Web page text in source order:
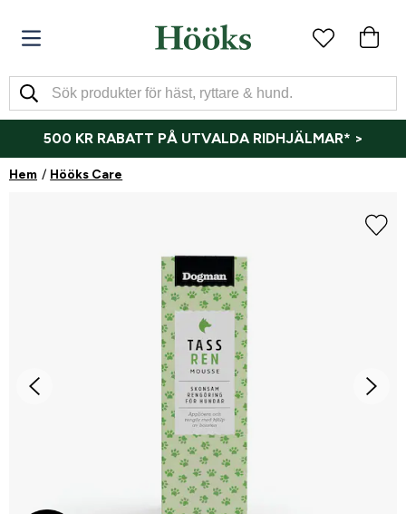
500 KR RABATT PÅ UTVALDA RIDHJÄLMAR* >
Hem Hööks Care